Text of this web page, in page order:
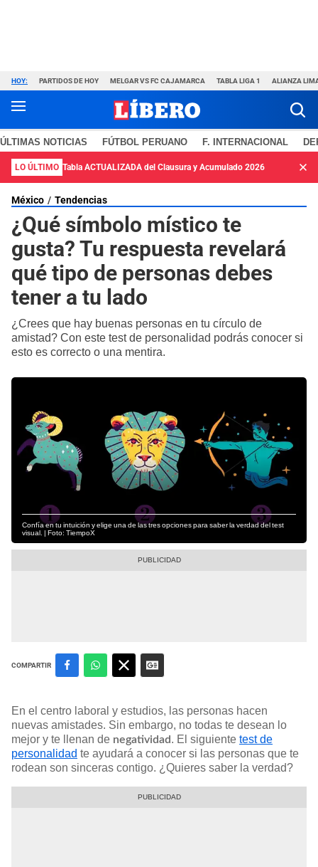
HOY: PARTIDOS DE HOY MELGAR VS FC CAJAMARCA TABLA LIGA 1 ALIANZA
ÚLTIMAS NOTICIAS FÚTBOL PERUANO F. INTERNACIONAL
LO ÚLTIMO Tabla ACTUALIZADA del Clausura y Acumulado 2026
México Tendencias
¿Qué símbolo místico te
gusta? Tu respuesta revelará
qué tipo de personas debes
tener a tu lado
¿Crees que hay buenas personas en tu círculo de
amistad? Con este test de personalidad podrás conocer si
esto es correcto o una mentira.
Confía en tu intuición y elige una de las tres opciones para saber la verdad del test
visual. | Foto: TiempoX
COMPARTIR
En el centro laboral y estudios, las personas hacen
nuevas amistades. Sin embargo, no todas te desean lo
mejor y te llenan de negatividad. El siguiente test de
personalidad te ayudará a conocer si las personas que te
rodean son sinceras contigo. ¿Quieres saber la verdad?